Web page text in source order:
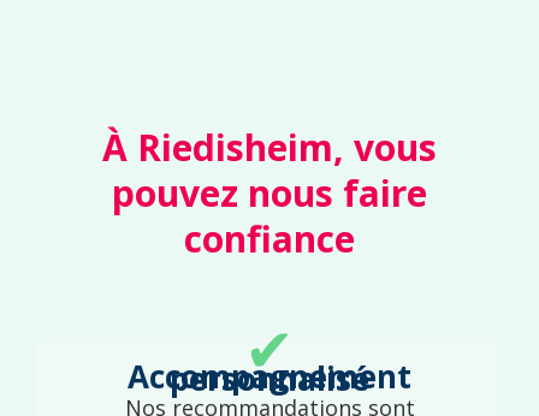
À Riedisheim, vous
pouvez nous faire
confiance
✔
Accompagnement personnalisé
Nos recommandations sont